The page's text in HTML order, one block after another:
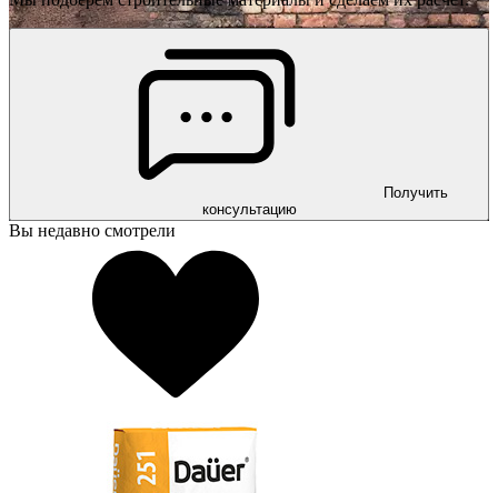
Получить
консультацию
Вы недавно смотрели